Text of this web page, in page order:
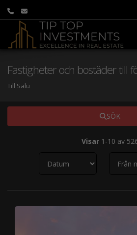
Fastigheter och bostäder till
Till Salu
SÖK
Visar 1-10 av